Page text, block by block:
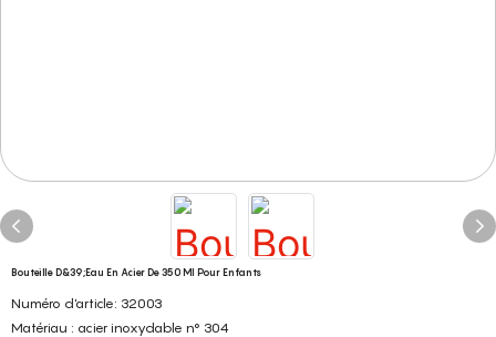
Bouteille D&39;eau En Acier De 350 Ml Pour Enfants
Numéro d'article: 32003
Matériau : acier inoxydable n° 304